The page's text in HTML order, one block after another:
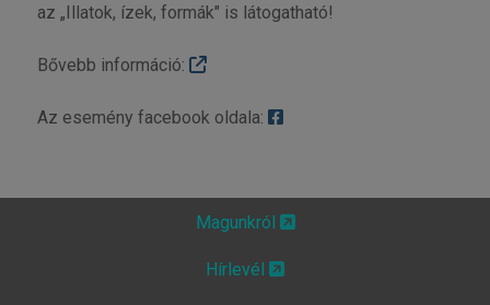
az „Illatok, ízek, formák" is látogatható!
Bővebb információ:
Az esemény facebook oldala:
Magunkról
Hírlevél